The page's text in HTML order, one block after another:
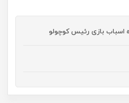
اسباب بازی رئیس کوچولو